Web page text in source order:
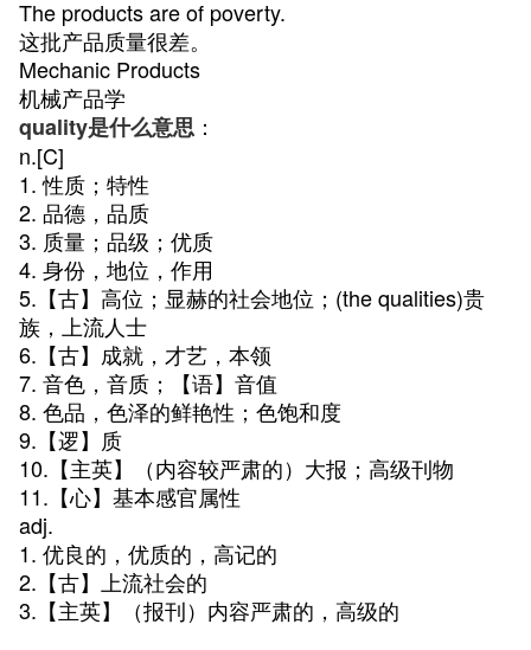
The products are of poverty.
这批产品质量很差。
Mechanic Products
机械产品学
quality是什么意思 ：
n.[C]
1. 性质；特性
2. 品德，品质
3. 质量；品级；优质
4. 身份，地位，作用
5.【古】高位；显赫的社会地位；(the qualities)贵
族，上流人士
6.【古】成就，才艺，本领
7. 音色，音质；【语】音值
8. 色品，色泽的鲜艳性；色饱和度
9.【逻】质
10.【主英】（内容较严肃的）大报；高级刊物
11.【心】基本感官属性
adj.
1. 优良的，优质的，高记的
2.【古】上流社会的
3.【主英】（报刊）内容严肃的，高级的